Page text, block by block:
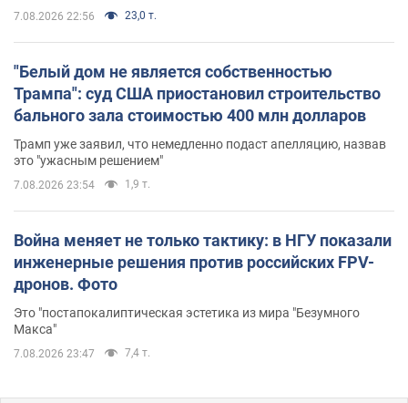
7.08.2026 22:56 23,0 т.
"Белый дом не является собственностью
Трампа": суд США приостановил строительство
бального зала стоимостью 400 млн долларов
Трамп уже заявил, что немедленно подаст апелляцию, назвав
это "ужасным решением"
7.08.2026 23:54 1,9 т.
Война меняет не только тактику: в НГУ показали
инженерные решения против российских FPV-
дронов. Фото
Это "постапокалиптическая эстетика из мира "Безумного
Макса"
7.08.2026 23:47 7,4 т.